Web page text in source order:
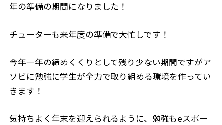
年の準備の期間になりました！
チューターも来年度の準備で大忙しです！
今年一年の締めくくりとして残り少ない期間ですがア
ソビに勉強に学生が全力で取り組める環境を作ってい
きます！
気持ちよく年末を迎えられるように、勉強もeスポー